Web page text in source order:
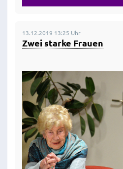
13.12.2019 13:25 Uhr
Zwei starke Frauen